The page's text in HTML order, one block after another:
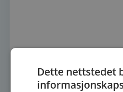
Hengslingsside angis
Dette nettstedet